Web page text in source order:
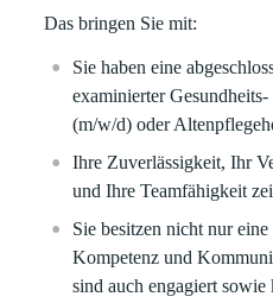
Das bringen Sie mit:
Sie haben eine
examinierter
(m/w/d) oder
Ihre Zuverlässigkeit, Ihr
und Ihre Teamfähigkeit
Sie besitzen nicht nur eine
Kompetenz und
sind auch engagiert